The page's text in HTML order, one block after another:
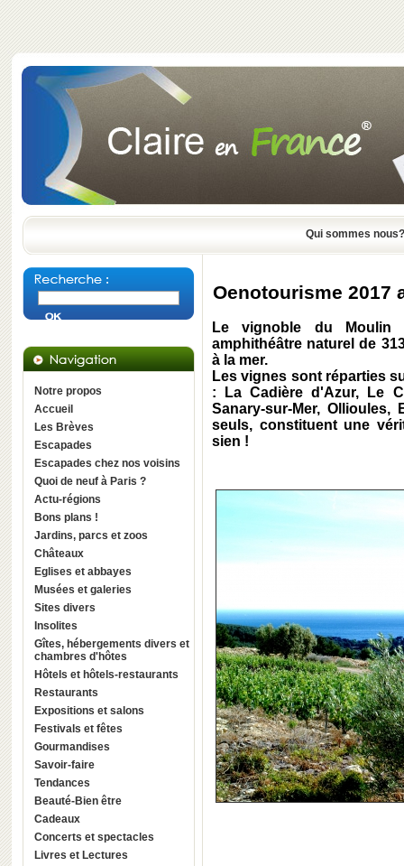
Qui sommes nous?
Notre propos
Accueil
Les Brèves
Escapades
Escapades chez nos voisins
Quoi de neuf à Paris ?
Actu-régions
Bons plans !
Jardins, parcs et zoos
Châteaux
Eglises et abbayes
Musées et galeries
Sites divers
Insolites
Gîtes, hébergements divers et
chambres d'hôtes
Hôtels et hôtels-restaurants
Restaurants
Expositions et salons
Festivals et fêtes
Gourmandises
Savoir-faire
Tendances
Beauté-Bien être
Cadeaux
Concerts et spectacles
Livres et Lectures
Oenotourisme 2017
Le vignoble du
amphithéâtre naturel de
à la mer.
Les vignes sont réparties
: La Cadière d'Azur, Le
Sanary-sur-Mer,
seuls, constituent une
sien !